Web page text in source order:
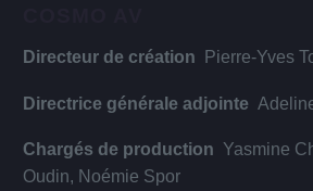
Directeur de création Pierre-Yves
Directrice générale adjointe
Chargés de production Yasmine
Oudin, Noémie Spor